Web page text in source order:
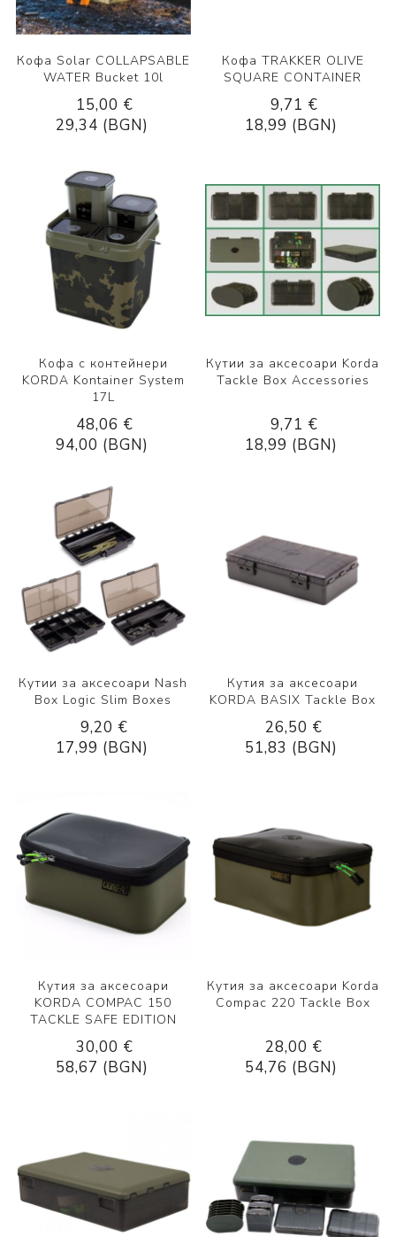
Кофа Solar COLLAPSABLE
WATER Bucket 10l
15,00 €
29,34 (BGN)
Кофа TRAKKER OLIVE
SQUARE CONTAINER
9,71 €
18,99 (BGN)
Кофа с контейнери
KORDA Kontainer System
17L
48,06 €
94,00 (BGN)
Кутии за аксесоари Korda
Tackle Box Accessories
9,71 €
18,99 (BGN)
Кутии за аксесоари Nash
Box Logic Slim Boxes
9,20 €
17,99 (BGN)
Кутия за аксесоари
KORDA BASIX Tackle Box
26,50 €
51,83 (BGN)
Кутия за аксесоари
KORDA COMPAC 150
TACKLE SAFE EDITION
30,00 €
58,67 (BGN)
Кутия за аксесоари Korda
Compac 220 Tackle Box
28,00 €
54,76 (BGN)